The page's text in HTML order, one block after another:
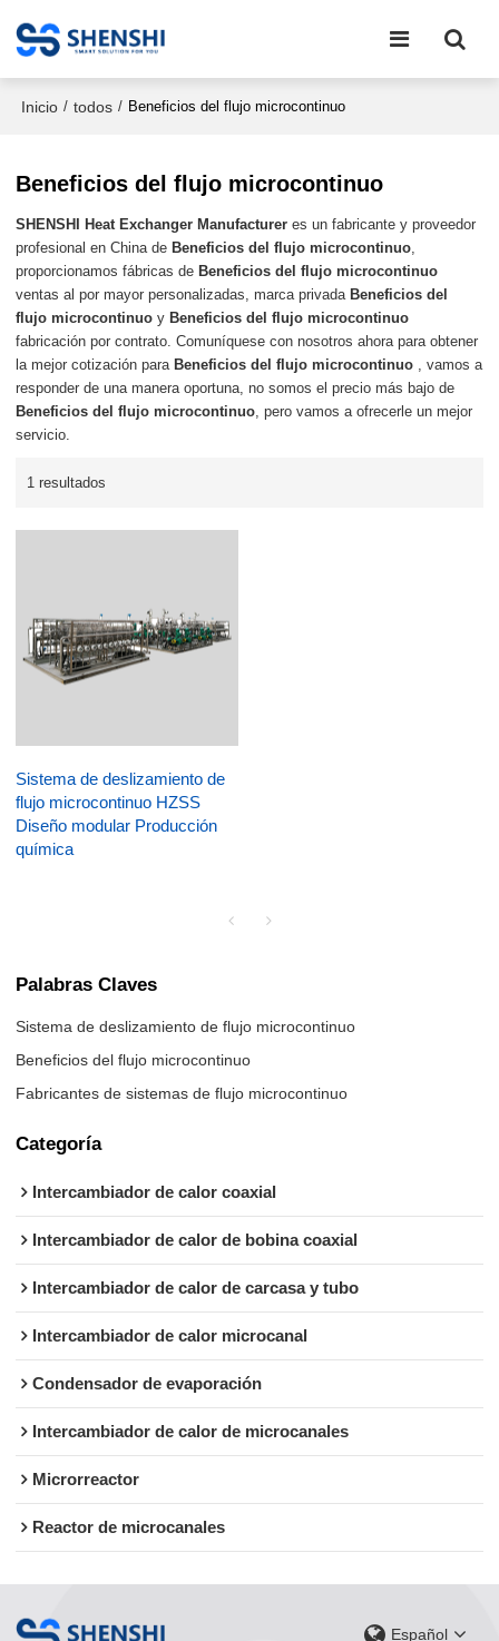
Inicio / todos / Beneficios del flujo microcontinuo
Beneficios del flujo microcontinuo
SHENSHI Heat Exchanger Manufacturer​ es un fabricante y proveedor
profesional en China de Beneficios del flujo microcontinuo,
proporcionamos fábricas de Beneficios del flujo microcontinuo
ventas al por mayor personalizadas, marca privada Beneficios del
flujo microcontinuo y Beneficios del flujo microcontinuo
fabricación por contrato. Comuníquese con nosotros ahora para obtener
la mejor cotización para Beneficios del flujo microcontinuo , vamos a
responder de una manera oportuna, no somos el precio más bajo de
Beneficios del flujo microcontinuo, pero vamos a ofrecerle un mejor
servicio.
1 resultados
Sistema de deslizamiento de
flujo microcontinuo HZSS
Diseño modular Producción
química
Palabras Claves
Sistema de deslizamiento de flujo microcontinuo
Beneficios del flujo microcontinuo
Fabricantes de sistemas de flujo microcontinuo
Categoría
Intercambiador de calor coaxial
Intercambiador de calor de bobina coaxial
Intercambiador de calor de carcasa y tubo
Intercambiador de calor microcanal
Condensador de evaporación
Intercambiador de calor de microcanales
Microrreactor
Reactor de microcanales
Español